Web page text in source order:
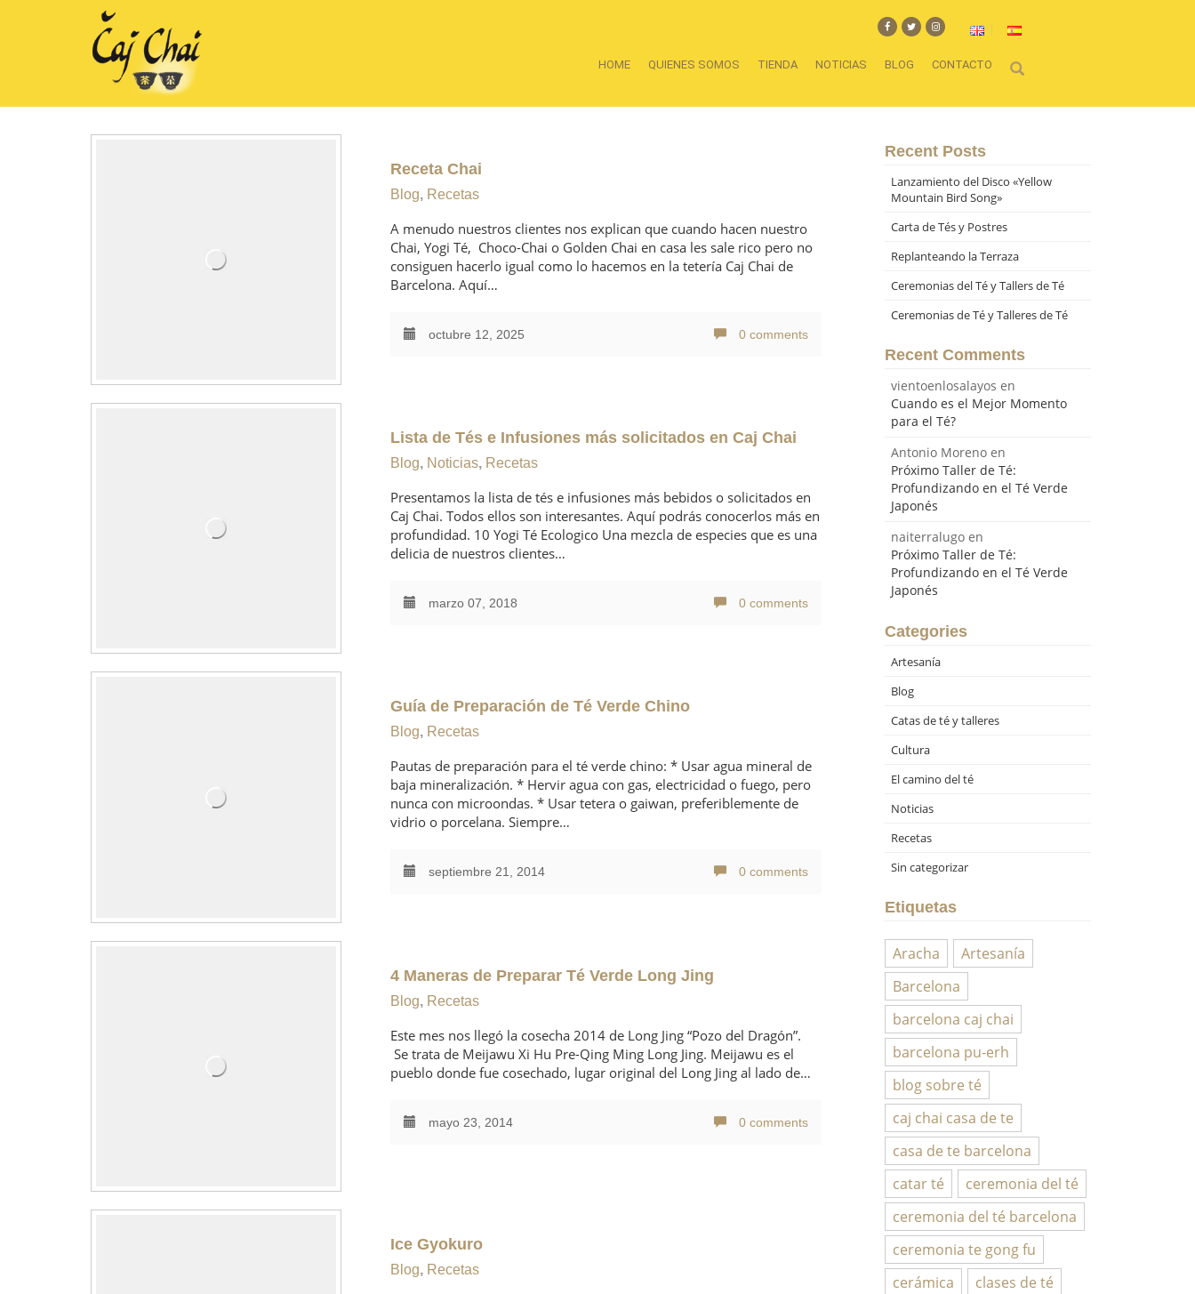
HOME QUIENES SOMOS TIENDA NOTICIAS BLOG CONTACTO
Receta Chai
Blog, Recetas
A menudo nuestros clientes nos explican que cuando hacen nuestro
Chai, Yogi Té, Choco-Chai o Golden Chai en casa les sale rico pero no
consiguen hacerlo igual como lo hacemos en la tetería Caj Chai de
Barcelona. Aquí…
octubre 12, 2025 0 comments
Lista de Tés e Infusiones más solicitados en Caj Chai
Blog, Noticias, Recetas
Presentamos la lista de tés e infusiones más bebidos o solicitados en
Caj Chai. Todos ellos son interesantes. Aquí podrás conocerlos más en
profundidad. 10 Yogi Té Ecologico Una mezcla de especies que es una
delicia de nuestros clientes…
marzo 07, 2018 0 comments
Guía de Preparación de Té Verde Chino
Blog, Recetas
Pautas de preparación para el té verde chino: * Usar agua mineral de
baja mineralización. * Hervir agua con gas, electricidad o fuego, pero
nunca con microondas. * Usar tetera o gaiwan, preferiblemente de
vidrio o porcelana. Siempre…
septiembre 21, 2014 0 comments
4 Maneras de Preparar Té Verde Long Jing
Blog, Recetas
Este mes nos llegó la cosecha 2014 de Long Jing “Pozo del Dragón”.
Se trata de Meijawu Xi Hu Pre-Qing Ming Long Jing. Meijawu es el
pueblo donde fue cosechado, lugar original del Long Jing al lado de…
mayo 23, 2014 0 comments
Ice Gyokuro
Blog, Recetas
Recent Posts
Lanzamiento del Disco «Yellow
Mountain Bird Song»
Carta de Tés y Postres
Replanteando la Terraza
Ceremonias del Té y Tallers de Té
Ceremonias de Té y Talleres de Té
Recent Comments
vientoenlosalayos en
Cuando es el Mejor Momento
para el Té?
Antonio Morenoen
Próximo Taller de Té:
Profundizando en el Té Verde
Japonés
naiterralugoen
Próximo Taller de Té:
Profundizando en el Té Verde
Japonés
Categories
Artesanía
Blog
Catas de té y talleres
Cultura
El camino del té
Noticias
Recetas
Sin categorizar
Etiquetas
Aracha
Artesanía
Barcelona
barcelona caj chai
barcelona pu-erh
blog sobre té
caj chai casa de te
casa de te barcelona
catar té
ceremonia del té
ceremonia del té barcelona
ceremonia te gong fu
cerámica
clases de té